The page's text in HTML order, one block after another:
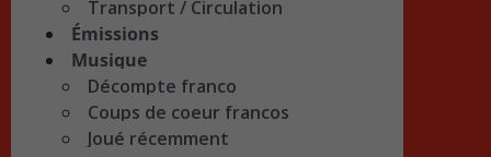
Transport / Circulation
Émissions
Musique
Décompte franco
Coups de coeur francos
Joué récemment